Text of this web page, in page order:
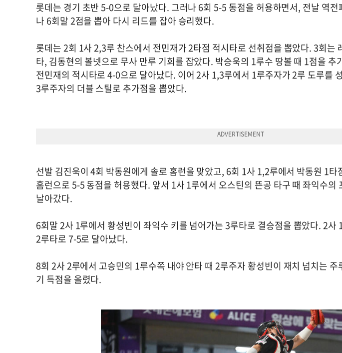
롯데는 경기 초반 5-0으로 달아났다. 그러나 6회 5-5 동점을 허용하면서, 전날 역
나 6회말 2점을 뽑아 다시 리드를 잡아 승리했다.
롯데는 2회 1사 2,3루 찬스에서 전민재가 2타점 적시타로 선취점을 뽑았다. 3회는
타, 김동현의 볼넷으로 무사 만루 기회를 잡았다. 박승욱의 1루수 땅볼 때 1점을 추
전민재의 적시타로 4-0으로 달아났다. 이어 2사 1,3루에서 1루주자가 2루 도루를
3루주자의 더블 스틸로 추가점을 뽑았다.
선발 김진욱이 4회 박동원에게 솔로 홈런을 맞았고, 6회 1사 1,2루에서 박동원 1타
홈런으로 5-5 동점을 허용했다. 앞서 1사 1루에서 오스틴의 뜬공 타구 때 좌익수의
날아갔다.
6회말 2사 1루에서 황성빈이 좌익수 키를 넘어가는 3루타로 결승점을 뽑았다. 2사
2루타로 7-5로 달아났다.
8회 2사 2루에서 고승민의 1루수쪽 내야 안타 때 2루주자 황성빈이 재치 넘치는 주
기 득점을 올렸다.